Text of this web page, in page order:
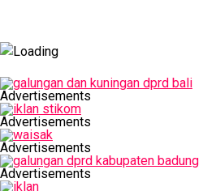
Advertisements
Advertisements
Advertisements
Advertisements